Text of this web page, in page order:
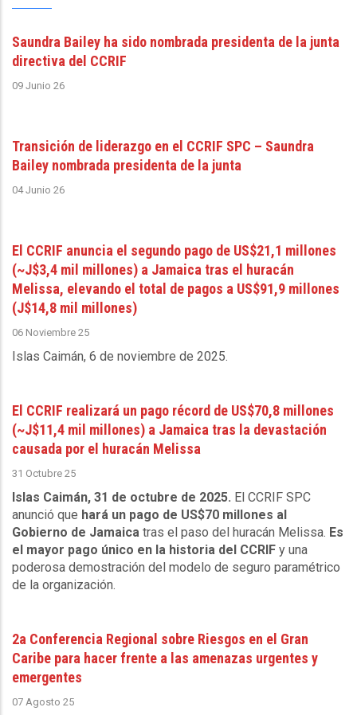
Saundra Bailey ha sido nombrada presidenta de la junta
directiva del CCRIF
09 Junio 26
Transición de liderazgo en el CCRIF SPC – Saundra
Bailey nombrada presidenta de la junta
04 Junio 26
El CCRIF anuncia el segundo pago de US$21,1 millones
(~J$3,4 mil millones) a Jamaica tras el huracán
Melissa, elevando el total de pagos a US$91,9 millones
(J$14,8 mil millones)
06 Noviembre 25
Islas Caimán, 6 de noviembre de 2025.
El CCRIF realizará un pago récord de US$70,8 millones
(~J$11,4 mil millones) a Jamaica tras la devastación
causada por el huracán Melissa
31 Octubre 25
Islas Caimán, 31 de octubre de 2025. El CCRIF SPC
anunció que hará un pago de US$70 millones al
Gobierno de Jamaica tras el paso del huracán Melissa. Es
el mayor pago único en la historia del CCRIF y una
poderosa demostración del modelo de seguro paramétrico
de la organización.
2a Conferencia Regional sobre Riesgos en el Gran
Caribe para hacer frente a las amenazas urgentes y
emergentes
07 Agosto 25